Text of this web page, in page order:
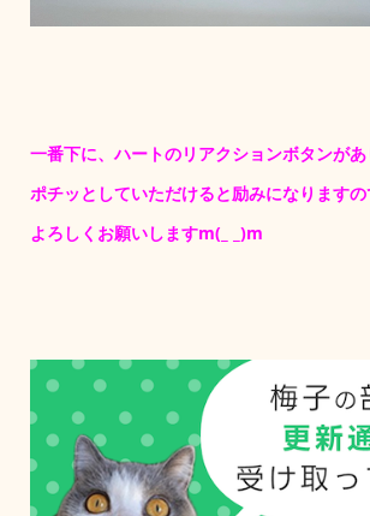
一番下に、ハートのリアクションボタンがあ
ポチッとしていただけると励みになりますの
よろしくお願いしますm(_ _)m